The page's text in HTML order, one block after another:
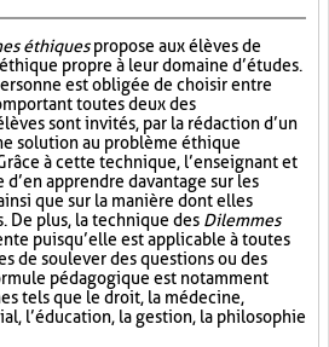
éthiquespropose aux élèves de
propre à leur domaine d’études.
est obligée de choisir entre
toutes deux des
sont invités, par la rédaction d’un
solution au problème éthique
à cette technique, l’enseignant et
d’en apprendre davantage sur les
que sur la manière dont elles
De plus, la technique des Dilemmes
puisqu’elle est applicable à toutes
de soulever des questions ou des
pédagogique est notamment
tels que le droit, la médecine,
l’éducation, la gestion, la philosophie